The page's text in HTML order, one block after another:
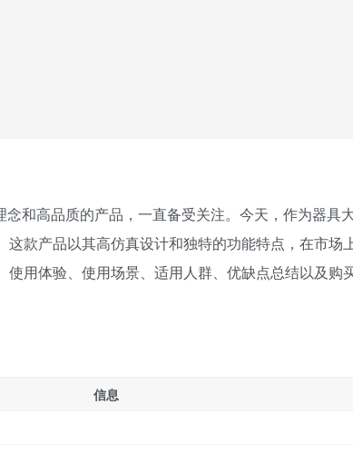
和高品质的产品，一直备受关注。今天，作为器具
款产品以其高仿真设计和独特的功能特点，在市场
用体验、使用场景、适用人群、优缺点总结以及购
信息